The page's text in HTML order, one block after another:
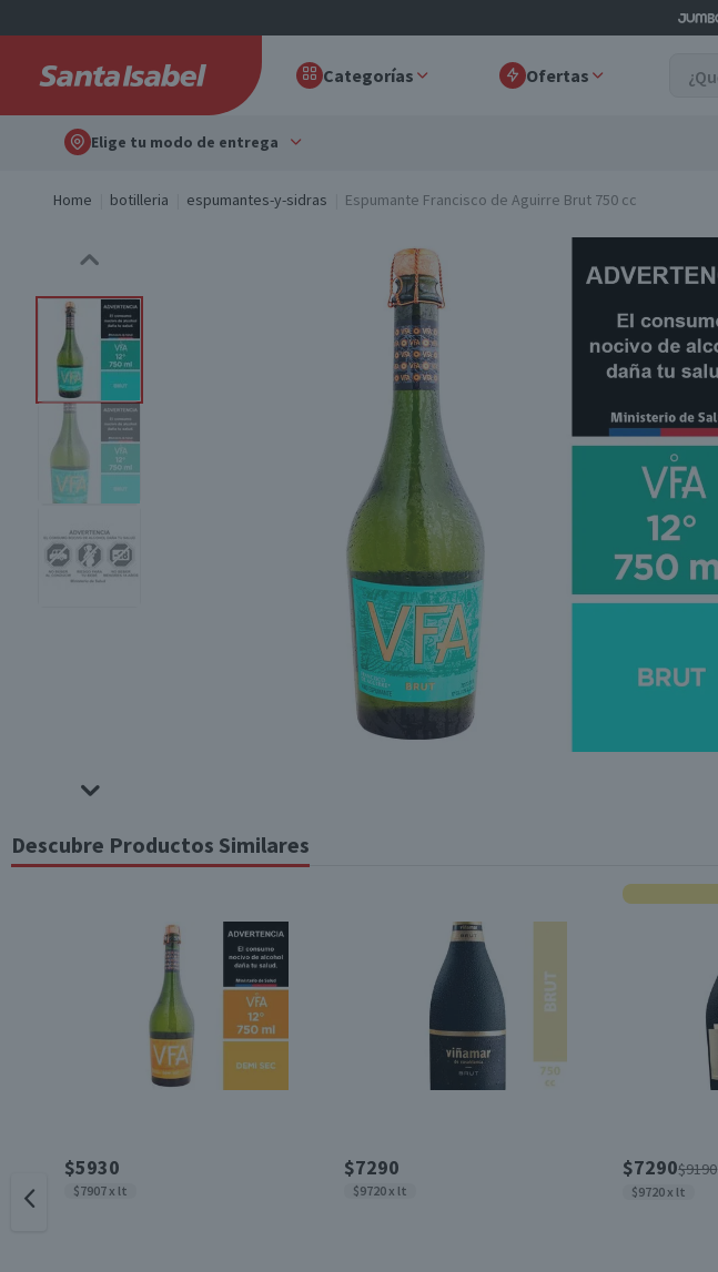
Categorías Ofertas
Elige tu modo de entrega
Home botilleria espumantes-y-sidras Espumante Francisco de Aguirre Brut 750 cc
Descubre Productos Similares
$5930
$7907 x lt
$7290
$9720 x lt
$7290$9190
$9720 x lt